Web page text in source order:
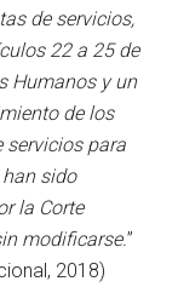
de servicios,
22 a 25 de
Humanos y un
de los
servicios para
sido
la Corte
modificarse.”
2018)